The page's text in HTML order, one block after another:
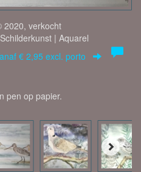
2020, verkocht
| Aquarel
€ 2,95 excl. porto
pen op papier.